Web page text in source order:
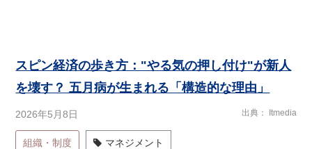
スピン経済の歩き方："やる気の押し付け"が新人
を壊す？ 五月病が生まれる「構造的な理由」
2026年5月8日 出典 Itmedia
組織・制度 マネジメント